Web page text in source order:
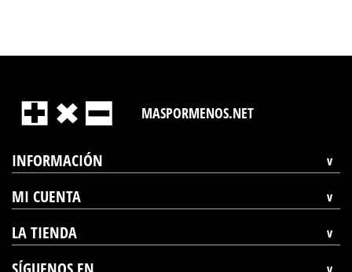
MASPORMENOS.NET
INFORMACIÓN
MI CUENTA
LA TIENDA